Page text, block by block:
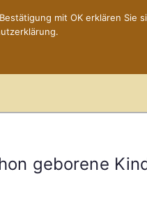
geborene
mit OK erklären Sie